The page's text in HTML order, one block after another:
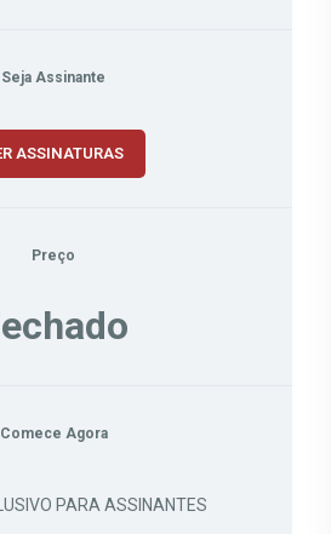
Seja Assinante
ASSINATURAS
Preço
Comece Agora
PARA ASSINANTES